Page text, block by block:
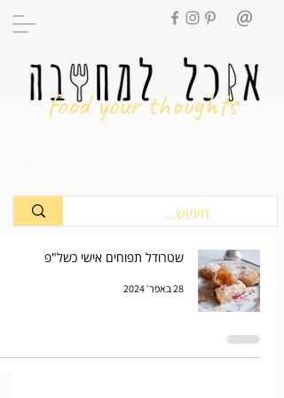
food your thoughts
שטרודל תפוחים אישי כשל"פ
28 באפר׳ 2024